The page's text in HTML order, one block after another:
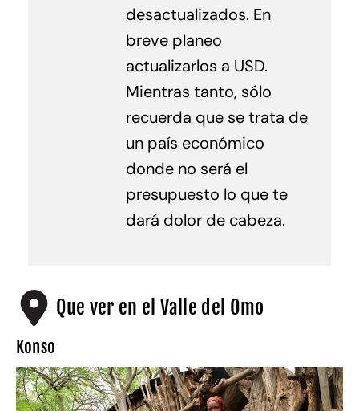
desactualizados. En
breve planeo
actualizarlos a USD.
Mientras tanto, sólo
recuerda que se trata de
un país económico
donde no será el
presupuesto lo que te
dará dolor de cabeza.
Que ver en el Valle del Omo
Konso